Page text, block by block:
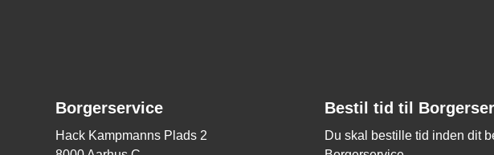
Borgerservice
Hack Kampmanns Plads 2
Bestil tid til
Du skal bestille tid inden dit